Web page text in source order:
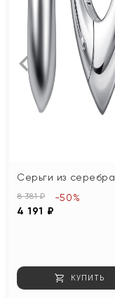
Серьги из серебра
8 381 ₽
4 191 ₽
-50%
КУПИТЬ